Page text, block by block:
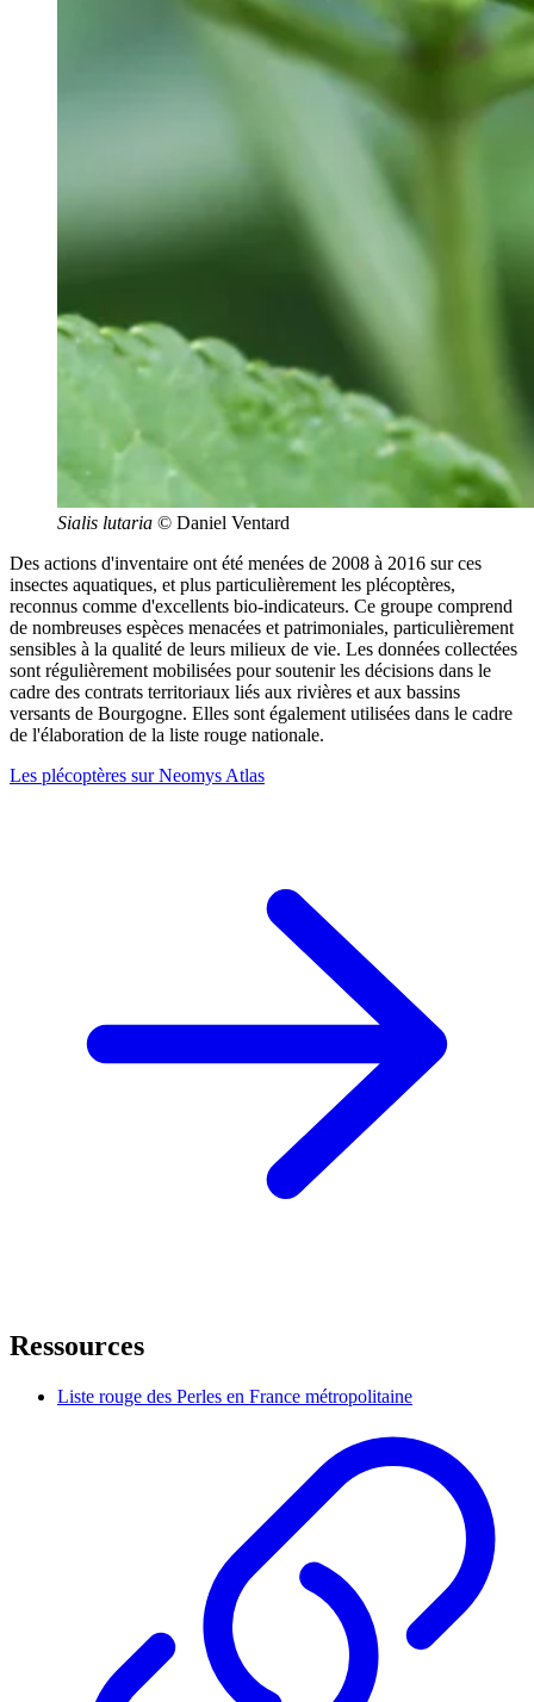
Sialis lutaria © Daniel Ventard
Des actions d'inventaire ont été menées de 2008 à 2016 sur ces
insectes aquatiques, et plus particulièrement les plécoptères,
reconnus comme d'excellents bio-indicateurs. Ce groupe comprend
de nombreuses espèces menacées et patrimoniales, particulièrement
sensibles à la qualité de leurs milieux de vie. Les données collectées
sont régulièrement mobilisées pour soutenir les décisions dans le
cadre des contrats territoriaux liés aux rivières et aux bassins
versants de Bourgogne. Elles sont également utilisées dans le cadre
de l'élaboration de la liste rouge nationale.
Les plécoptères sur Neomys Atlas
Ressources
Liste rouge des Perles en France métropolitaine